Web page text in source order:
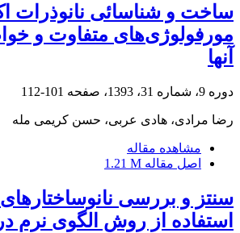
ساخت و شناسائی نانوذرات
مورفولوژی‌های متفاوت و
آنها
دوره 9، شماره 31، 1393، صفحه 101-112
رضا مرادی، هادی عربی، حسن کریمی مله
مشاهده مقاله
اصل مقاله 1.21 M
سنتز و بررسی نانوساختارهای
استفاده از روش الگوی نرم